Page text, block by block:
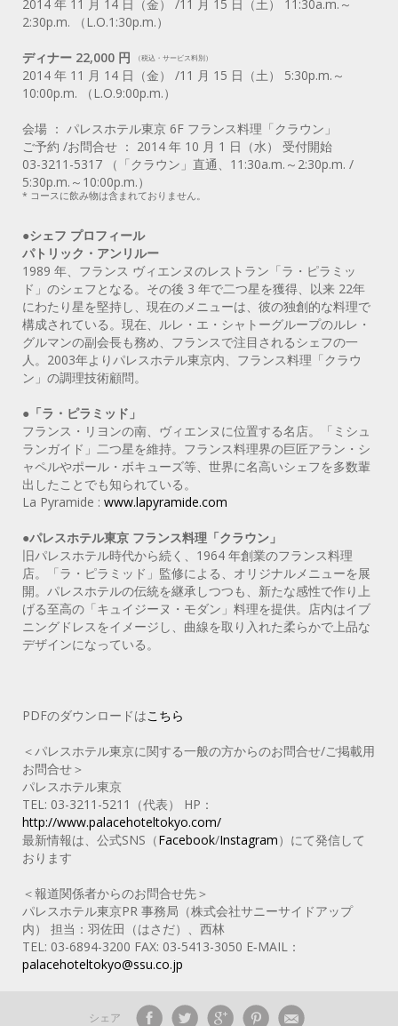
2014 年 11 月 14 日（金） /11 月 15 日（土） 11:30a.m.～
2:30p.m. （L.O.1:30p.m.）
ディナー 22,000 円 （税込・サービス料別）
2014 年 11 月 14 日（金） /11 月 15 日（土） 5:30p.m.～
10:00p.m. （L.O.9:00p.m.）
会場 ： パレスホテル東京 6F フランス料理「クラウン」
ご予約 /お問合せ ： 2014 年 10 月 1 日（水） 受付開始
03-3211-5317 （「クラウン」直通、11:30a.m.～2:30p.m. /
5:30p.m.～10:00p.m.）
* コースに飲み物は含まれておりません。
●シェフ プロフィール
パトリック・アンリルー
1989 年、フランス ヴィエンヌのレストラン「ラ・ピラミッ
ド」のシェフとなる。その後 3 年で二つ星を獲得、以来 22年
にわたり星を堅持し、現在のメニューは、彼の独創的な料理で
構成されている。現在、ルレ・エ・シャトーグループのルレ・
グルマンの副会長も務め、フランスで注目されるシェフの一
人。2003年よりパレスホテル東京内、フランス料理「クラウ
ン」の調理技術顧問。
●「ラ・ピラミッド」
フランス・リヨンの南、ヴィエンヌに位置する名店。「ミシュ
ランガイド」二つ星を維持。フランス料理界の巨匠アラン・シ
ャペルやポール・ボキューズ等、世界に名高いシェフを多数輩
出したことでも知られている。
La Pyramide : www.lapyramide.com
●パレスホテル東京 フランス料理「クラウン」
旧パレスホテル時代から続く、1964 年創業のフランス料理
店。「ラ・ピラミッド」監修による、オリジナルメニューを展
開。パレスホテルの伝統を継承しつつも、新たな感性で作り上
げる至高の「キュイジーヌ・モダン」料理を提供。店内はイブ
ニングドレスをイメージし、曲線を取り入れた柔らかで上品な
デザインになっている。
PDFのダウンロードはこちら
＜パレスホテル東京に関する一般の方からのお問合せ/ご掲載用
お問合せ＞
パレスホテル東京
TEL: 03-3211-5211（代表） HP：
http://www.palacehoteltokyo.com/
最新情報は、公式SNS（Facebook/Instagram）にて発信して
おります
＜報道関係者からのお問合せ先＞
パレスホテル東京PR 事務局（株式会社サニーサイドアップ
内） 担当：羽佐田（はさだ）、西林
TEL: 03-6894-3200 FAX: 03-5413-3050 E‐MAIL：
palacehoteltokyo@ssu.co.jp
シェア